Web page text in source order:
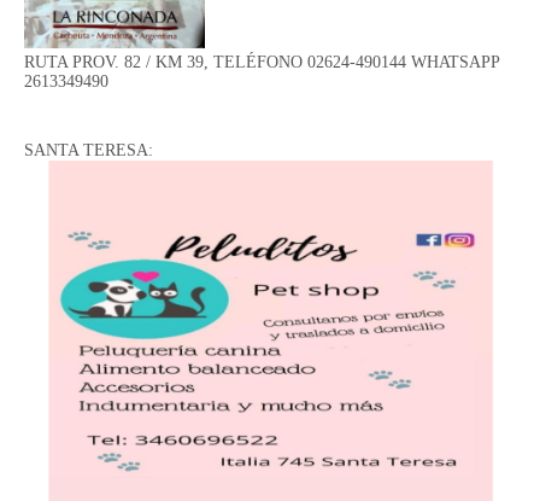
RUTA PROV. 82 / KM 39, TELÉFONO 02624-490144 WHATSAPP
2613349490
SANTA TERESA: